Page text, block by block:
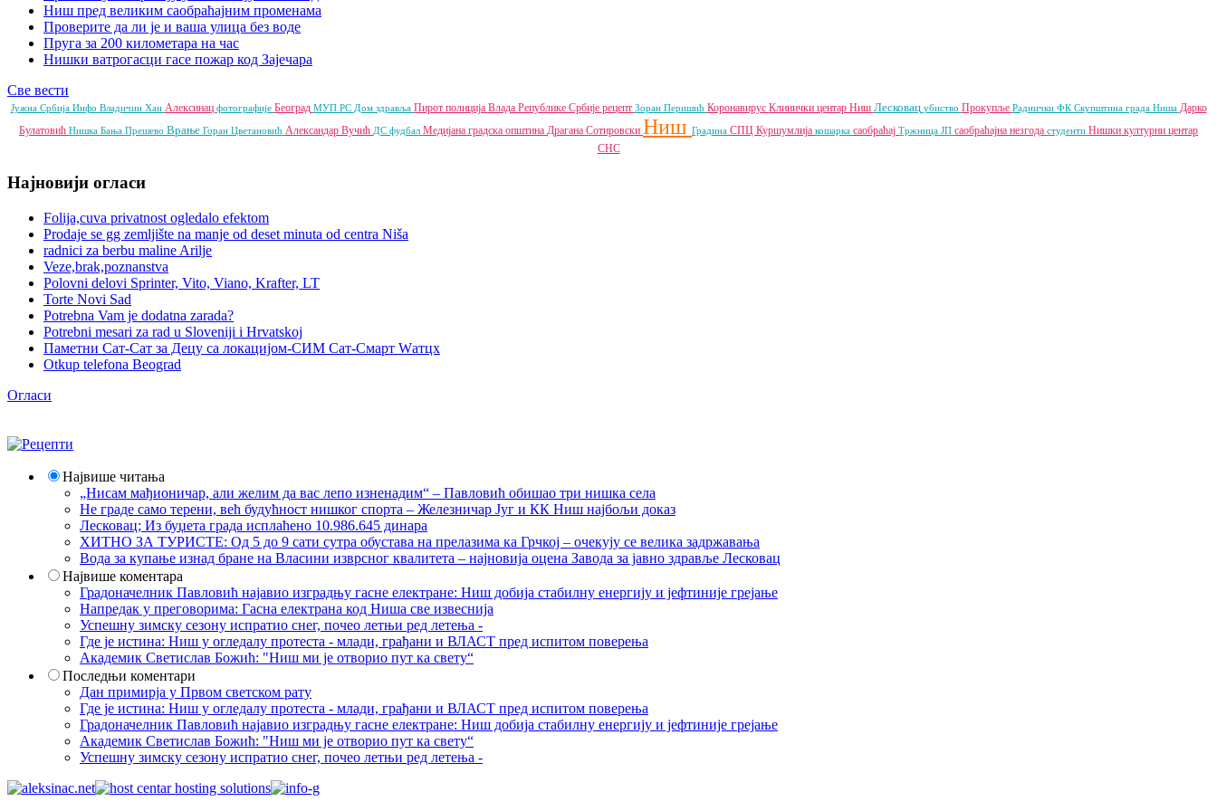
Ниш пред великим саобраћајним променама
Проверите да ли је и ваша улица без воде
Пруга за 200 километара на час
Нишки ватрогасци гасе пожар код Зајечара
Све вести
Јужна Србија Инфо Владичин Хан Алексинац фотографије Београд МУП РС Дом здравља Пирот полиција Влада Републике Србије рецепт Зоран Перишић Коронавирус Клинички центар Ниш Лесковац убиство Прокупље Раднички ФК Скупштина града Ниша Дарко
Булатовић Нишка Бања Прешево Врање Горан Цветановић Александар Вучић ДС фудбал Медијана градска општина Драгана Сотировски Ниш Градина СПЦ Куршумлија кошарка саобраћај Тржница ЈП саобраћајна незгода студенти Нишки културни центар
СНС
Најновији огласи
Folija,cuva privatnost ogledalo efektom
Prodaje se gg zemljište na manje od deset minuta od centra Niša
radnici za berbu maline Arilje
Veze,brak,poznanstva
Polovni delovi Sprinter, Vito, Viano, Krafter, LT
Torte Novi Sad
Potrebna Vam je dodatna zarada?
Potrebni mesari za rad u Sloveniji i Hrvatskoj
Паметни Сат-Сат за Децу са локацијом-СИМ Сат-Смарт Wатцх
Otkup telefona Beograd
Огласи
Највише читања
„Нисам мађионичар, али желим да вас лепо изненадим“ – Павловић обишао три нишка села
Не граде само терени, већ будућност нишког спорта – Железничар Југ и КК Ниш најбољи доказ
Лесковац; Из буџета града исплаћено 10.986.645 динара
ХИТНО ЗА ТУРИСТЕ: Од 5 до 9 сати сутра обустава на прелазима ка Грчкој – очекују се велика задржавања
Вода за купање изнад бране на Власини изврсног квалитета – најновија оцена Завода за јавно здравље Лесковац
Највише коментара
Градоначелник Павловић најавио изградњу гасне електране: Ниш добија стабилну енергију и јефтиније грејање
Напредак у преговорима: Гасна електрана код Ниша све извеснија
Успешну зимску сезону испратио снег, почео летњи ред летења -
Где је истина: Ниш у огледалу протеста - млади, грађани и ВЛАСТ пред испитом поверења
Академик Светислав Божић: "Ниш ми је отворио пут ка свету“
Последњи коментари
Дан примирја у Првом светском рату
Где је истина: Ниш у огледалу протеста - млади, грађани и ВЛАСТ пред испитом поверења
Градоначелник Павловић најавио изградњу гасне електране: Ниш добија стабилну енергију и јефтиније грејање
Академик Светислав Божић: "Ниш ми је отворио пут ка свету“
Успешну зимску сезону испратио снег, почео летњи ред летења -